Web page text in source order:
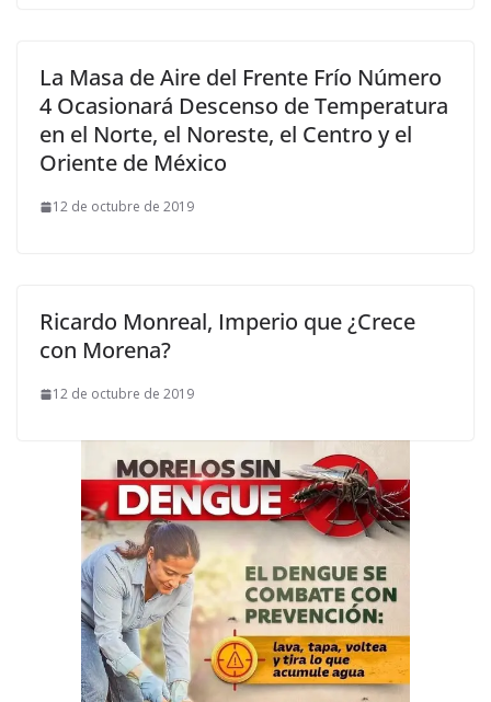
La Masa de Aire del Frente Frío Número
4 Ocasionará Descenso de Temperatura
en el Norte, el Noreste, el Centro y el
Oriente de México
12 de octubre de 2019
Ricardo Monreal, Imperio que ¿Crece
con Morena?
12 de octubre de 2019